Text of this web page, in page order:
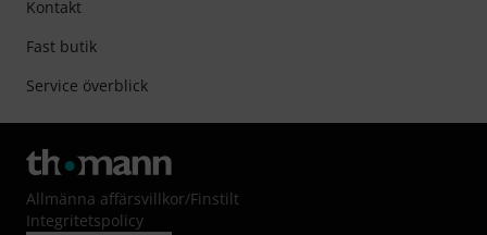
Kontakt
Fast butik
Service överblick
Allmänna affärsvillkor/Finstilt
Integritetspolicy